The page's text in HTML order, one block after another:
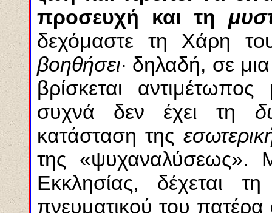
προσευχή και τη
δεχόμαστε τη Χάρη
βοηθήσει· δηλαδή, σε
βρίσκεται
συχνά δεν έχει τη
κατάσταση της
της «ψυχαναλύσεως».
Εκκλησίας, δέχεται
πνευματικού του πατέρα